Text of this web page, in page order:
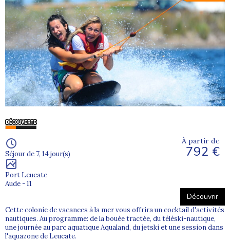
Séjour de 7, 14 jour(s)
Port Leucate
Aude - 11
À partir de
792 €
Découvrir
Cette colonie de vacances à la mer vous offrira un cocktail d'activités
nautiques. Au programme: de la bouée tractée, du téléski-nautique,
une journée au parc aquatique Aqualand, du jetski et une session dans
l'aquazone de Leucate.